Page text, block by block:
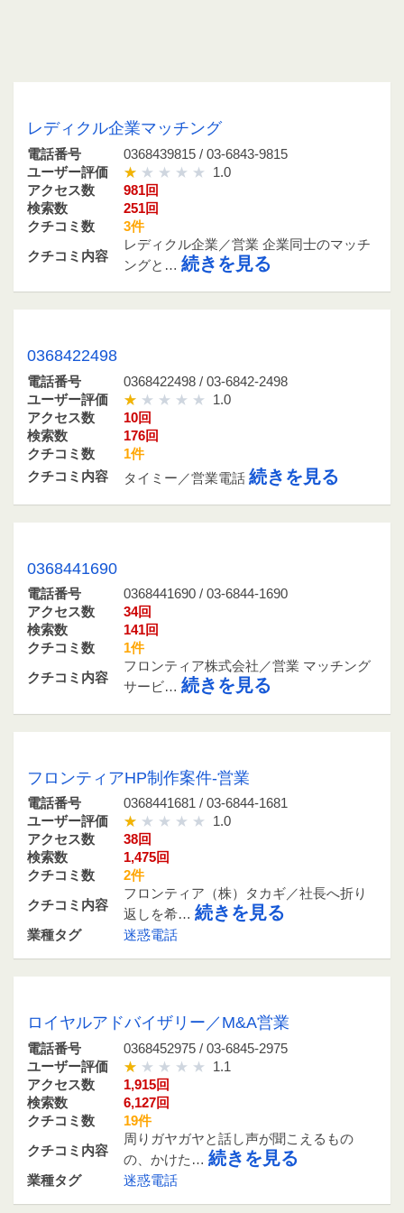
レディクル企業マッチング
電話番号
0368439815 / 03-6843-9815
ユーザー評価
1.0
アクセス数
981回
検索数
251回
クチコミ数
3件
クチコミ内容
レディクル企業／営業 企業同士のマッチ
ングと… 続きを見る
0368422498
電話番号
0368422498 / 03-6842-2498
ユーザー評価
1.0
アクセス数
10回
検索数
176回
クチコミ数
1件
クチコミ内容
タイミー／営業電話 続きを見る
0368441690
電話番号
0368441690 / 03-6844-1690
アクセス数
34回
検索数
141回
クチコミ数
1件
クチコミ内容
フロンティア株式会社／営業 マッチング
サービ… 続きを見る
フロンティアHP制作案件-営業
電話番号
0368441681 / 03-6844-1681
ユーザー評価
1.0
アクセス数
38回
検索数
1,475回
クチコミ数
2件
クチコミ内容
フロンティア（株）タカギ／社長へ折り
返しを希… 続きを見る
業種タグ 迷惑電話
ロイヤルアドバイザリー／M&A営業
電話番号
0368452975 / 03-6845-2975
ユーザー評価
1.1
アクセス数
1,915回
検索数
6,127回
クチコミ数
19件
クチコミ内容
周りガヤガヤと話し声が聞こえるもの
の、かけた… 続きを見る
業種タグ 迷惑電話